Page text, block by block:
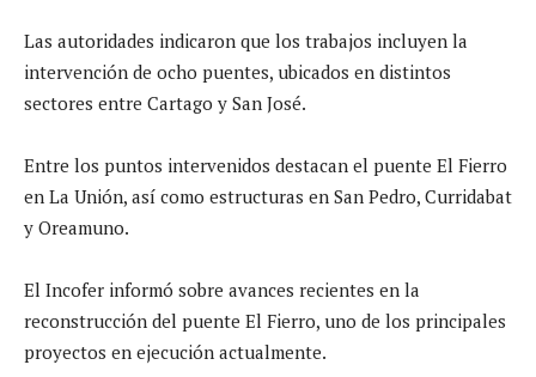
Las autoridades indicaron que los trabajos incluyen la
intervención de ocho puentes, ubicados en distintos
sectores entre Cartago y San José.
Entre los puntos intervenidos destacan el puente El Fierro
en La Unión, así como estructuras en San Pedro, Curridabat
y Oreamuno.
El Incofer informó sobre avances recientes en la
reconstrucción del puente El Fierro, uno de los principales
proyectos en ejecución actualmente.